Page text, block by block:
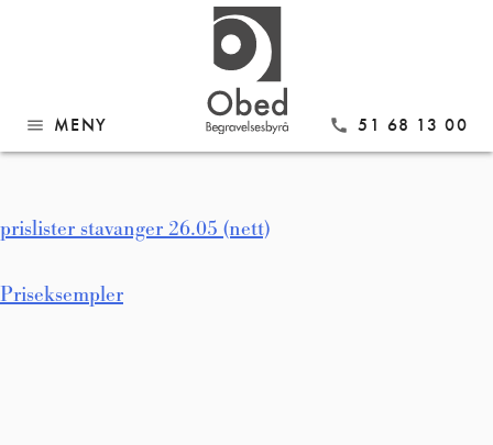
menu MENY call 51 68 13 00
prislister stavanger 26.05
(nett)
prislister stavanger 26.05 (nett)
Innleggsnavigasjon
Priseksempler